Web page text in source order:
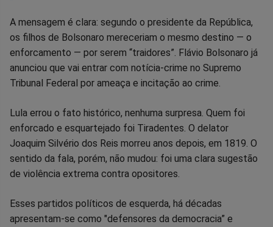
A mensagem é clara: segundo o presidente da República,
os filhos de Bolsonaro mereceriam o mesmo destino — o
enforcamento — por serem “traidores”. Flávio Bolsonaro já
anunciou que vai entrar com notícia-crime no Supremo
Tribunal Federal por ameaça e incitação ao crime.
Lula errou o fato histórico, nenhuma surpresa. Quem foi
enforcado e esquartejado foi Tiradentes. O delator
Joaquim Silvério dos Reis morreu anos depois, em 1819. O
sentido da fala, porém, não mudou: foi uma clara sugestão
de violência extrema contra opositores.
Esses partidos políticos de esquerda, há décadas
apresentam-se como "defensores da democracia” e